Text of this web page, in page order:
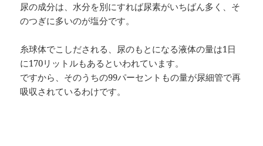
尿の成分は、水分を別にすれば尿素がいちばん多く、そ
のつぎに多いのが塩分です。
糸球体でこしだされる、尿のもとになる液体の量は1日
に170リットルもあるといわれています。
ですから、そのうちの99パーセントもの量が尿細管で再
吸収されているわけです。